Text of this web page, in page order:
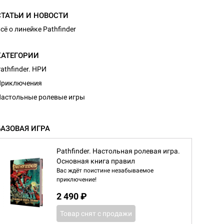
И НОВОСТИ
о линейке Pathfinder
НРИ
ролевые игры
ИГРА
Pathfinder. Настольная ролевая игра.
Основная книга правил
Вас ждёт поистине незабываемое
приключение!
2 490 ₽
Товар снят с продажи